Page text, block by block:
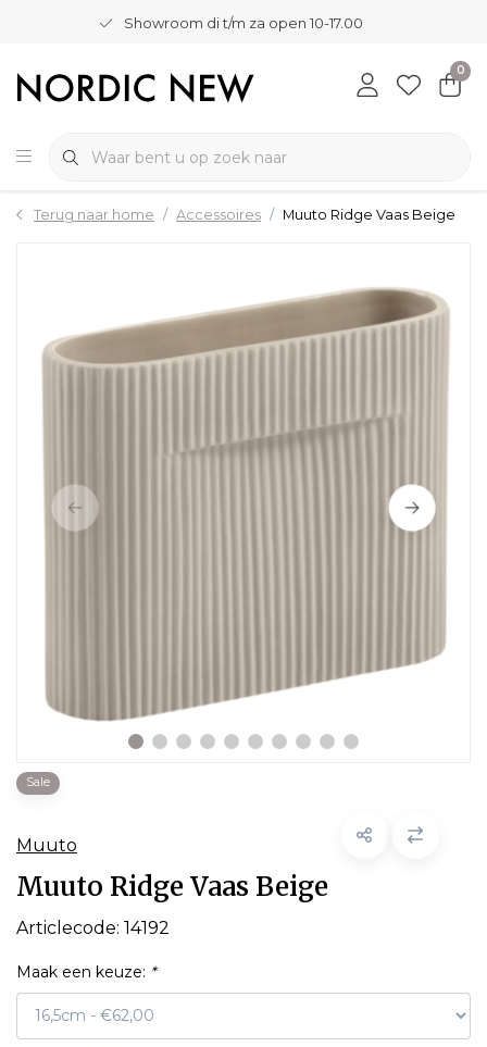
Showroom di t/m za open 10-17.00
0
Terug naar home Accessoires Muuto Ridge Vaas Beige
Sale
Muuto
Muuto Ridge Vaas Beige
Articlecode: 14192
Maak een keuze: *